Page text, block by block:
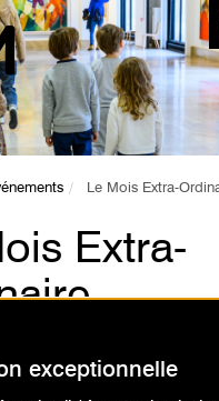
Le Mois Extra-
Extra-
exceptionnelle